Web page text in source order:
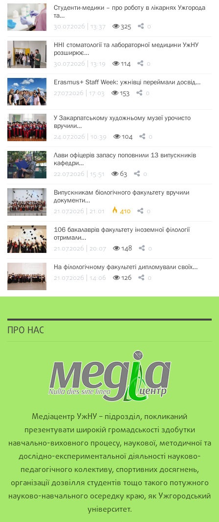
Студенти-медики – про роботу в лікарнях Ужгорода
та…
30.07.2026 | 13:37 325 0
ННІ стоматології та лабораторної медицини УжНУ
розширює…
30.07.2026 | 13:19 114 0
Erasmus+ Staff Week: ужнівці переймали досвід…
27.07.2026 | 17:03 153 0
У Закарпатському художньому музеї урочисто
вручили…
24.07.2026 | 10:39 104 0
Лави офіцерів запасу поповнили 13 випускників
кафедри…
22.07.2026 | 15:51 63 0
Випускникам біологічного факультету вручили
документи…
21.07.2026 | 21:01 410 0
106 бакалаврів факультету іноземної філології
отримали…
21.07.2026 | 20:07 148 0
На філологічному факультеті дипломували своїх…
21.07.2026 | 14:06 126 0
ПРО НАС
Медіацентр УжНУ – підрозділ, покликаний
презентувати широкій громадськості здобутки
навчально-виховного процесу, наукової, методичної та
дослідно-експериментальної діяльності науково-
педагогічного колективу, спортивних досягнень,
організації дозвілля студентів тощо такого потужного
науково-навчального осередку краю, як Ужгородський
університет.